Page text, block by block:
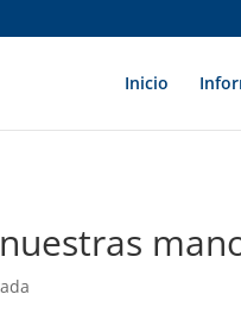
Inicio
nuestras